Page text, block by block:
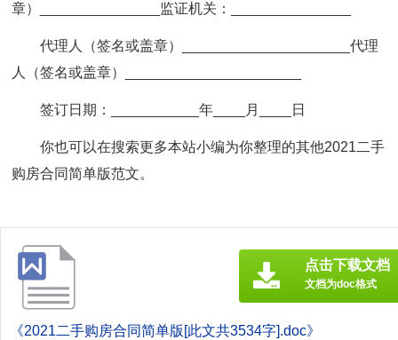
章）_______________监证机关：_______________
代理人（签名或盖章）_____________________代理
人（签名或盖章）______________________
签订日期：___________年____月____日
你也可以在搜索更多本站小编为你整理的其他2021二手
购房合同简单版范文。
《2021二手购房合同简单版[此文共3534字].doc》
点击下载文档
文档为doc格式